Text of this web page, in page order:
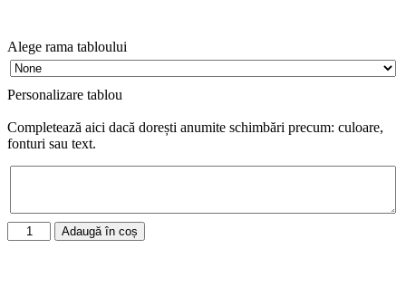
Alege rama tabloului
Personalizare tablou
Completează aici dacă dorești anumite schimbări precum: culoare,
fonturi sau text.
Adaugă în coș